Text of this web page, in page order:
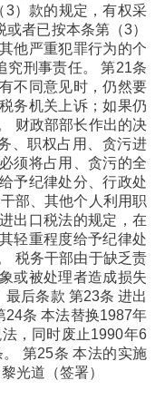
3）款的规定，有权采
或者已按本条第（3）
他严重犯罪行为的个
究刑事责任。第21条
不同意见时，仍然要
务机关上诉；如果仍
财政部部长作出的决
、职权占用、贪污进
须将占用、贪污的全
予纪律处分、行政处
部、其他个人利用职
出口税法的规定，在
轻重程度给予纪律处
税务干部由于缺乏责
或被处理者造成损失
最后条款 第23条 进出
24条 本法替换1987年
，同时废止1990年6
第25条 本法的实施
黎光道（签署）